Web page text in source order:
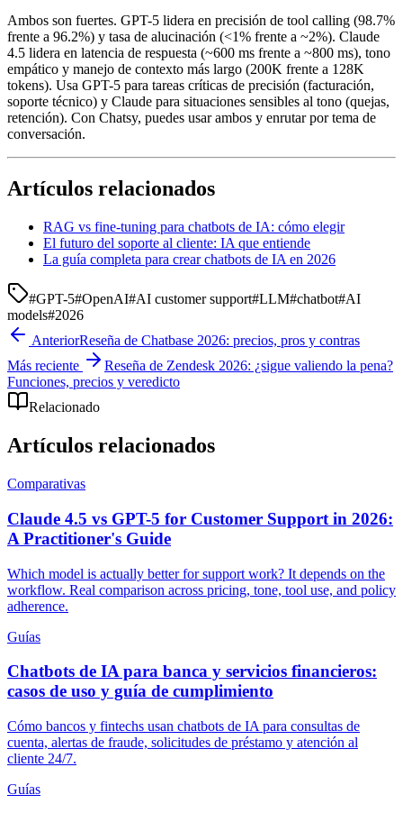
Ambos son fuertes. GPT-5 lidera en precisión de tool calling (98.7%
frente a 96.2%) y tasa de alucinación (<1% frente a ~2%). Claude
4.5 lidera en latencia de respuesta (~600 ms frente a ~800 ms), tono
empático y manejo de contexto más largo (200K frente a 128K
tokens). Usa GPT-5 para tareas críticas de precisión (facturación,
soporte técnico) y Claude para situaciones sensibles al tono (quejas,
retención). Con Chatsy, puedes usar ambos y enrutar por tema de
conversación.
Artículos relacionados
RAG vs fine-tuning para chatbots de IA: cómo elegir
El futuro del soporte al cliente: IA que entiende
La guía completa para crear chatbots de IA en 2026
#GPT-5#OpenAI#AI customer support#LLM#chatbot#AI
models#2026
AnteriorReseña de Chatbase 2026: precios, pros y contras
Más reciente
Reseña de Zendesk 2026: ¿sigue valiendo la pena?
Funciones, precios y veredicto
Relacionado
Artículos relacionados
Comparativas
Claude 4.5 vs GPT-5 for Customer Support in 2026:
A Practitioner's Guide
Which model is actually better for support work? It depends on the
workflow. Real comparison across pricing, tone, tool use, and policy
adherence.
Guías
Chatbots de IA para banca y servicios financieros:
casos de uso y guía de cumplimiento
Cómo bancos y fintechs usan chatbots de IA para consultas de
cuenta, alertas de fraude, solicitudes de préstamo y atención al
cliente 24/7.
Guías